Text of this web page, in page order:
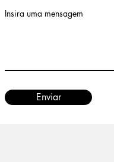
Insira uma mensagem
Enviar